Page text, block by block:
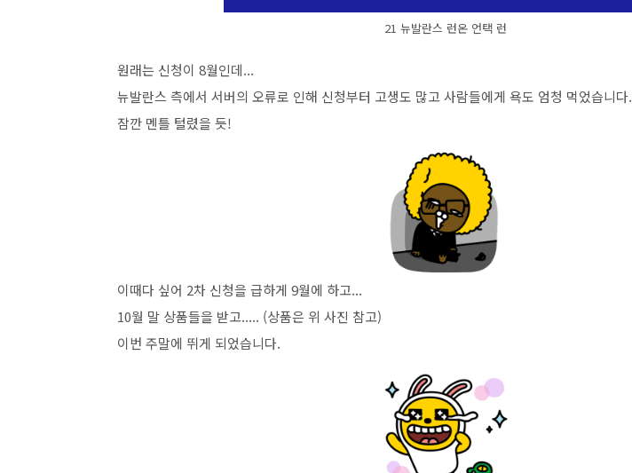
21 뉴발란스 런온 언택 런
원래는 신청이 8월인데...
뉴발란스 측에서 서버의 오류로 인해 신청부터 고생도 많고 사람들에게 욕도 엄청 먹었습니다.
잠깐 멘틀 털렸을 듯!
이때다 싶어 2차 신청을 급하게 9월에 하고...
10월 말 상품들을 받고..... (상품은 위 사진 참고)
이번 주말에 뛰게 되었습니다.